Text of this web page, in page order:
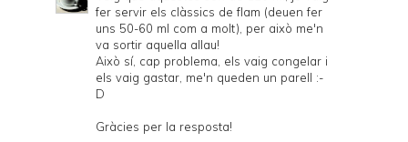
fer servir els clàssics de flam (deuen fer
uns 50-60 ml com a molt), per això me'n
va sortir aquella allau!
Això sí, cap problema, els vaig congelar i
els vaig gastar, me'n queden un parell :-
D
Gràcies per la resposta!